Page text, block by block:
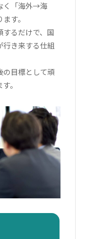
く「海外→海
す。
するだけで、国
行き来する仕組
の目標として頑
。